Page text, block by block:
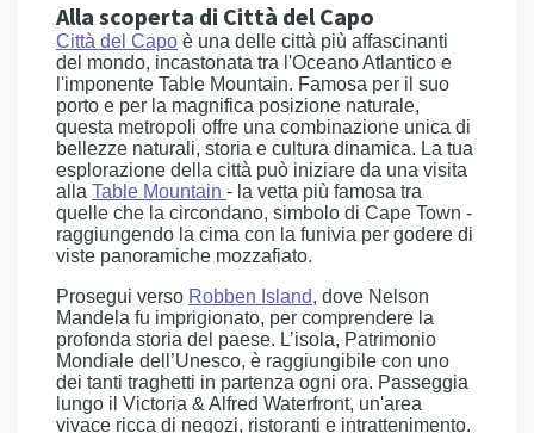
Alla scoperta di Città del Capo
Città del Capo è una delle città più affascinanti
del mondo, incastonata tra l'Oceano Atlantico e
l'imponente Table Mountain. Famosa per il suo
porto e per la magnifica posizione naturale,
questa metropoli offre una combinazione unica di
bellezze naturali, storia e cultura dinamica. La tua
esplorazione della città può iniziare da una visita
alla Table Mountain - la vetta più famosa tra
quelle che la circondano, simbolo di Cape Town -
raggiungendo la cima con la funivia per godere di
viste panoramiche mozzafiato.
Prosegui verso Robben Island, dove Nelson
Mandela fu imprigionato, per comprendere la
profonda storia del paese. L’isola, Patrimonio
Mondiale dell’Unesco, è raggiungibile con uno
dei tanti traghetti in partenza ogni ora. Passeggia
lungo il Victoria & Alfred Waterfront, un'area
vivace ricca di negozi, ristoranti e intrattenimento.